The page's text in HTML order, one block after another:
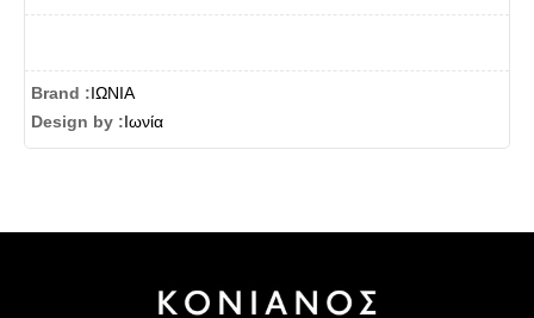
Brand :ΙΩΝΙΑ
Design by :Ιωνία